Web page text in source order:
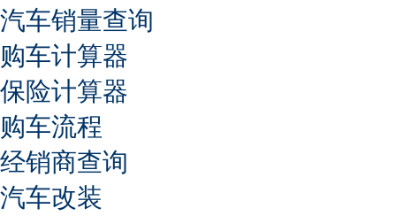
汽车销量查询
购车计算器
保险计算器
购车流程
经销商查询
汽车改装